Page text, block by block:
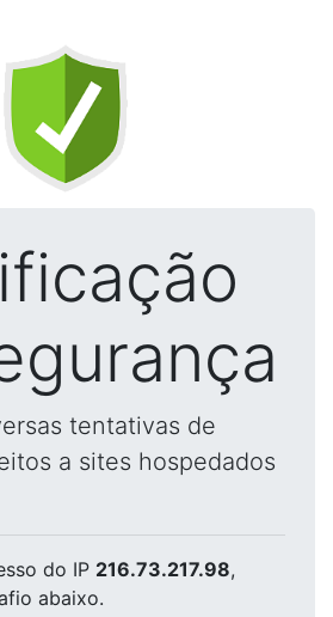
tentativas de
a sites hospedados
do IP 216.73.217.98,
abaixo.